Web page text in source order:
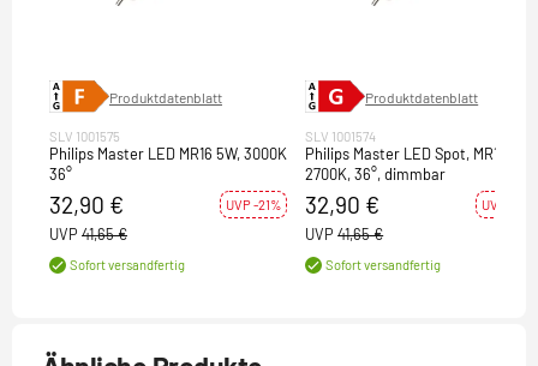
Produktdatenblatt
SLV 1001575
Philips Master LED MR16 5W, 3000K
36°
32,90 € UVP -21%
UVP 41,65 €
Sofort versandfertig
Produktdatenblatt
SLV 1001574
Philips Master LED Spot, MR16, 5W,
2700K, 36°, dimmbar
32,90 € UVP -21%
UVP 41,65 €
Sofort versandfertig